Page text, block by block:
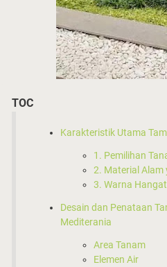
TOC
Karakteristik Utama
1. Pemilihan
2. Material Alam
3. Warna
Desain dan Penataan
Mediterania
Area Tanam
Elemen Air